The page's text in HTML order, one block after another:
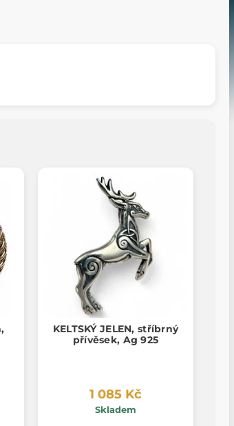
KELTSKÝ JELEN, stříbrný
přívěsek, Ag 925
1 085 Kč
Skladem